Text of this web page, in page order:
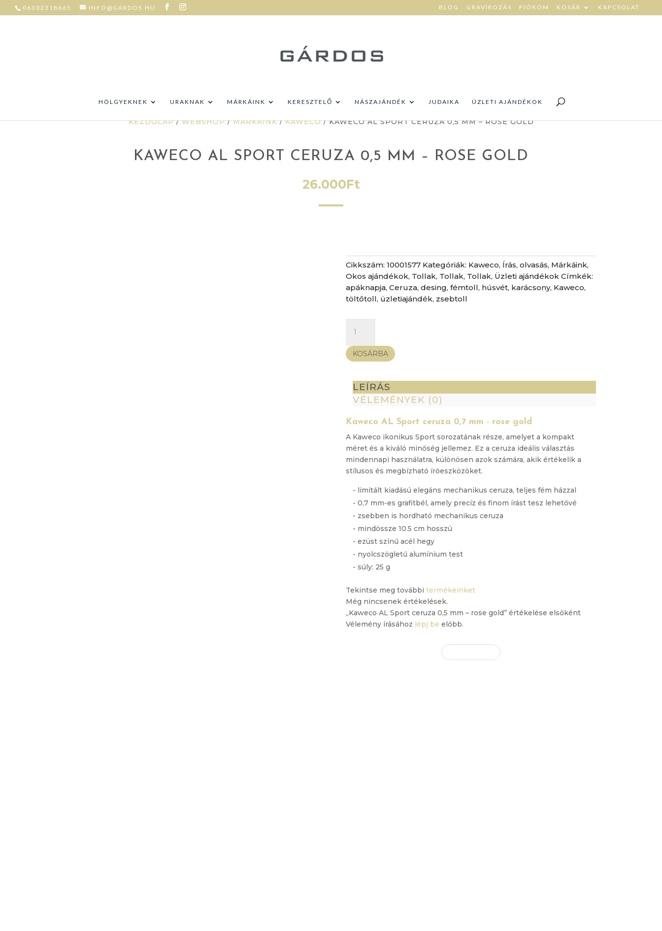
06302318665 INFO@GARDOS.HU BLOG GRAVÍROZÁS FIÓKOM KOSÁR KAPCSOLAT
HÖLGYEKNEK URAKNAK MÁRKÁINK KERESZTELŐ NÁSZAJÁNDÉK JUDAIKA ÜZLETI AJÁNDÉKOK
KEZDŐLAP/WEBSHOP/MÁRKÁINK/KAWECO/ KAWECO AL SPORT CERUZA 0,5 MM – ROSE GOLD
KAWECO AL SPORT CERUZA 0,5 MM – ROSE GOLD
26.000Ft
Cikkszám: 10001577 Kategóriák: Kaweco, Írás, olvasás, Márkáink,
Okos ajándékok, Tollak, Tollak, Tollak, Üzleti ajándékok Címkék:
apáknapja, Ceruza, desing, fémtoll, húsvét, karácsony, Kaweco,
töltőtoll, üzletiajándék, zsebtoll
Sport
ceruza
mm
rose
mennyiség
KOSÁRBA
LEÍRÁS
VÉLEMÉNYEK (0)
Kaweco AL Sport ceruza 0,7 mm - rose gold
A Kaweco ikonikus Sport sorozatának része, amelyet a kompakt
méret és a kiváló minőség jellemez. Ez a ceruza ideális választás
mindennapi használatra, különösen azok számára, akik értékelik a
stílusos és megbízható íróeszközöket.
- limitált kiadású elegáns mechanikus ceruza, teljes fém házzal
- 0,7 mm-es grafitbél, amely precíz és finom írást tesz lehetővé
- zsebben is hordható mechanikus ceruza
- mindössze 10.5 cm hosszú
- ezüst színű acél hegy
- nyolcszögletű alumínium test
- súly: 25 g
Tekintse meg további termékeinket
Még nincsenek értékelések.
„Kaweco AL Sport ceruza 0,5 mm – rose gold” értékelése elsőként
Vélemény írásához lépj be előbb.